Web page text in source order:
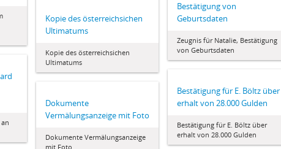
Bestätigung von
Geburtsdaten
Zeugnis für Natalie, Bestätigung
von Geburtsdaten
Kopie des österreichsichen
Ultimatums
Kopie des österreichsichen
Ultimatums
Bestätigung für E. Böltz über
erhalt von 28.000 Gulden
Bestätigung für E. Böltz über
erhalt von 28.000 Gulden
Dokumente
Vermälungsanzeige mit Foto
Dokumente Vermälungsanzeige
mit Foto